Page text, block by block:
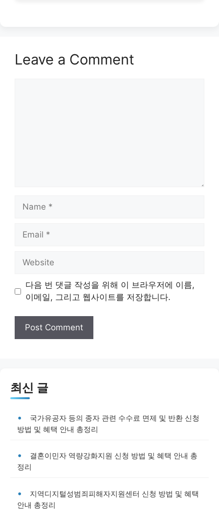
Leave a Comment
Name
Email
Website
다음 번 댓글 작성을 위해 이 브라우저에 이름,
이메일, 그리고 웹사이트를 저장합니다.
최신 글
국가유공자 등의 종자 관련 수수료 면제 및 반환 신청
방법 및 혜택 안내 총정리
결혼이민자 역량강화지원 신청 방법 및 혜택 안내 총
정리
지역디지털성범죄피해자지원센터 신청 방법 및 혜택
안내 총정리